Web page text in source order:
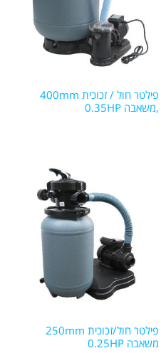
פילטר חול / זכוכית 400mm
,משאבה 0.35HP
פילטר חול/זכוכית 250mm
משאבה 0.25HP